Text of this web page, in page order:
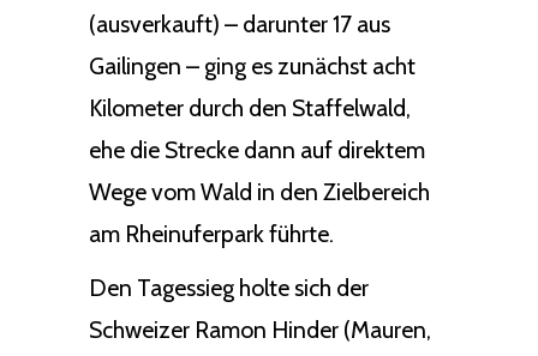
(ausverkauft) – darunter 17 aus
Gailingen – ging es zunächst acht
Kilometer durch den Staffelwald,
ehe die Strecke dann auf direktem
Wege vom Wald in den Zielbereich
am Rheinuferpark führte.
Den Tagessieg holte sich der
Schweizer Ramon Hinder (Mauren,